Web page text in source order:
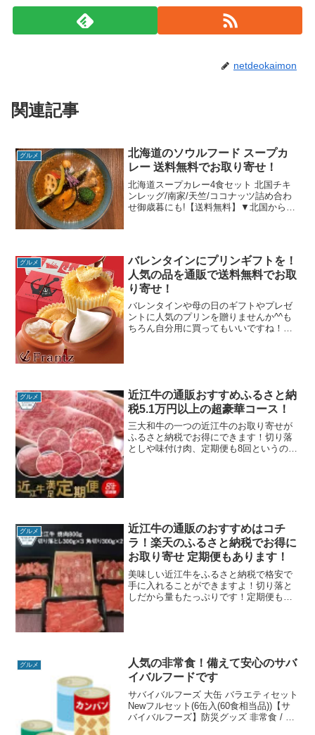
netdeokaimon
関連記事
グルメ
北海道のソウルフード スープカ
レー 送料無料でお取り寄せ！
北海道スープカレー4食セット 北国チキ
ンレッグ/南家/天竺/ココナッツ詰め合わ
せ御歳暮にも!【送料無料】▼北国からの
グルメ
バレンタインにプリンギフトを！
人気の品を通販で送料無料でお取
り寄せ！
バレンタインや母の日のギフトやプレゼ
ントに人気のプリンを贈りませんか^^も
ちろん自分用に買ってもいいですね！お
グルメ
近江牛の通販おすすめふるさと納
税5.1万円以上の超豪華コース！
三大和牛の一つの近江牛のお取り寄せが
ふるさと納税でお得にできます！切り落
としや味付け肉、定期便も8回というのも
グルメ
近江牛の通販のおすすめはコチ
ラ！楽天のふるさと納税でお得に
お取り寄せ 定期便もあります！
美味しい近江牛をふるさと納税で格安で
手に入れることができますよ！切り落と
しだから量もたっぷりです！定期便もあ
グルメ
人気の非常食！備えて安心のサバ
イバルフードです
サバイバルフーズ 大缶 バラエティセット
Newフルセット(6缶入(60食相当品))【サ
バイバルフーズ】防災グッズ 非常食 / サ